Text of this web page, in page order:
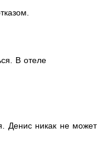
В отеле
Денис никак не может